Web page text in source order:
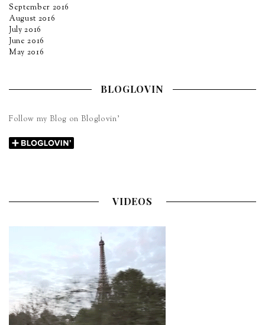
September 2016
August 2016
July 2016
June 2016
May 2016
BLOGLOVIN
Follow my Blog on Bloglovin’
VIDEOS